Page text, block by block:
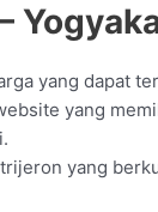
yang dapat
yang
yang